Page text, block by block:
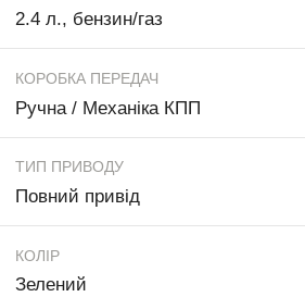
2.4 л., бензин/газ
КОРОБКА ПЕРЕДАЧ
Ручна / Механіка КПП
ТИП ПРИВОДУ
Повний привід
КОЛІР
Зелений